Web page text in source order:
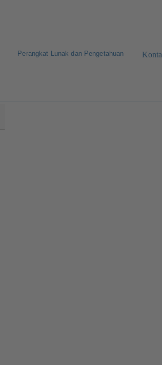
Perangkat Lunak dan Pengetahuan